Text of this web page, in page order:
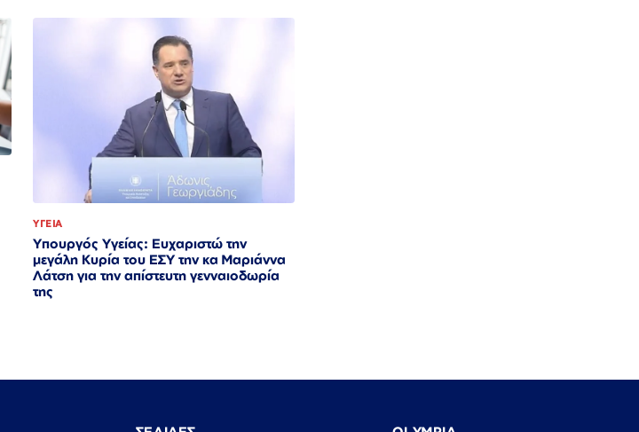
ΥΓΕΙΑ
Υπουργός Υγείας: Ευχαριστώ την
μεγάλη Κυρία του ΕΣΥ την κα Μαριάννα
Λάτση για την απίστευτη γενναιοδωρία
της